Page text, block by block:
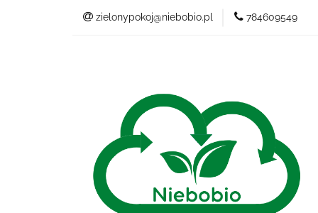
zielonypokoj@niebobio.pl 784609549